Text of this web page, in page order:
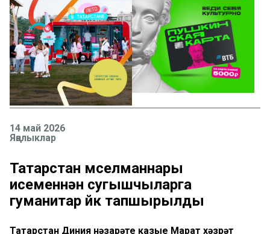
14 май 2026
Яңалыклар
Татарстан мөселманнары
исеменнән сугышчыларга
гуманитар йөк тапшырылды
Татарстан Диния нәзарәте казые Марат хәзрәт